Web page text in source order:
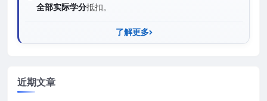
全部实际学分抵扣。
了解更多
近期文章